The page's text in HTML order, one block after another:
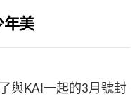
美
與KAI一起的3月號封